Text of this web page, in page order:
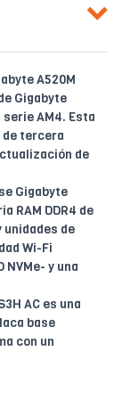
A520M
Gigabyte
AM4. Esta
de tercera
de
Gigabyte
RAM DDR4 de
de
Wi-Fi
y una
AC es una
base
con un